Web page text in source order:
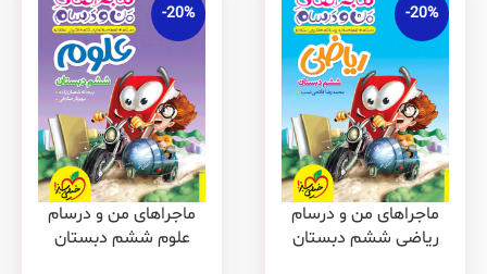
-20%
ماجراهای من و درسام
ریاضی ششم دبستان
-20%
ماجراهای من و درسام
علوم ششم دبستان